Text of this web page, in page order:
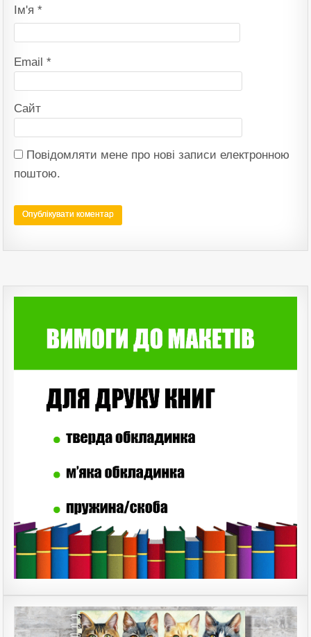
Ім'я*
Email*
Сайт
Повідомляти мене про нові записи електронною
поштою.